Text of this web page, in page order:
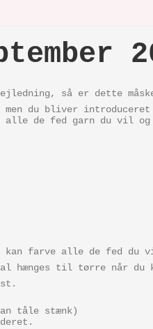
så er dette
men du bliver
de fed garn du vil og
kan farve alle de fed du
hænges til tørre når du
tåle stænk)